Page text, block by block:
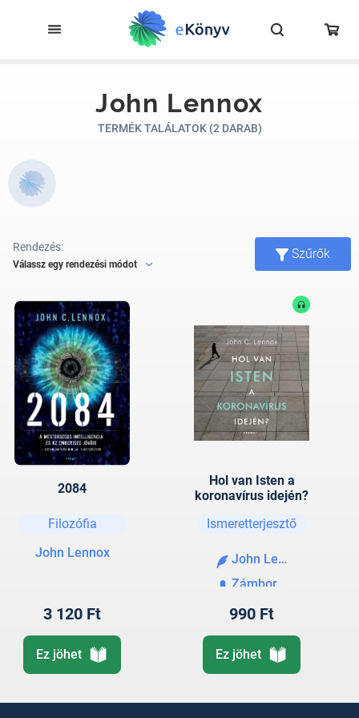
John Lennox
TERMÉK TALÁLATOK (2 DARAB)
Rendezés:
Válassz egy rendezési módot
Szűrők
2084
Filozófia
John Lennox
3 120 Ft
Ez jöhet
Hol van Isten a
koronavírus idején?
Ismeretterjesztő
John Lennox
Zámbori Soma
990 Ft
Ez jöhet